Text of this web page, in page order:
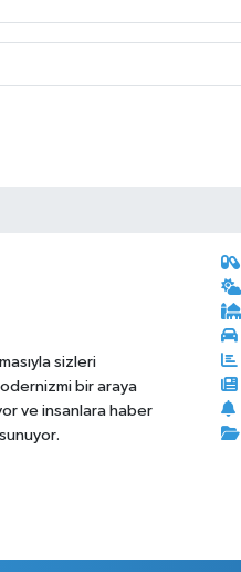
sizleri
bir araya
ve insanlara haber